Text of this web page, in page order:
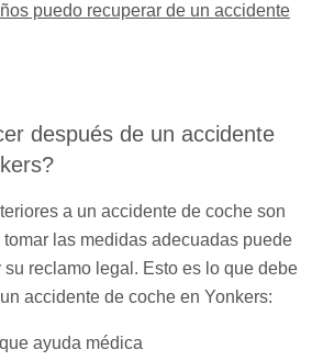
puedo recuperar de un accidente
después de un accidente
a un accidente de coche son
las medidas adecuadas puede
su reclamo legal. Esto es lo que debe
accidente de coche en Yonkers:
ayuda médica